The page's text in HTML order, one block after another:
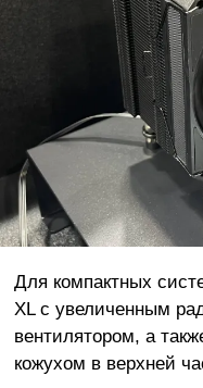
Для компактных
XL с увеличенным
вентилятором, а
кожухом в верхней